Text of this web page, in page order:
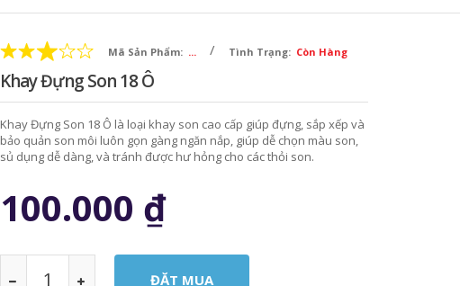
Mã Sản Phẩm: ... / Tình Trạng: Còn Hàng
Khay Đựng Son 18 Ô
Khay Đựng Son 18 Ô là loại khay son cao cấp giúp đựng, sắp xếp và
bảo quản son môi luôn gọn gàng ngăn nắp, giúp dễ chọn màu son,
sủ dụng dễ dàng, và tránh được hư hỏng cho các thỏi son.
100.000 ₫